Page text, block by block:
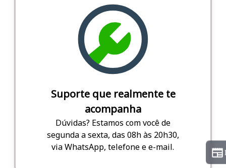
Suporte que realmente te
acompanha
Dúvidas? Estamos com você de
segunda a sexta, das 08h às 20h30,
via WhatsApp, telefone e e-mail.